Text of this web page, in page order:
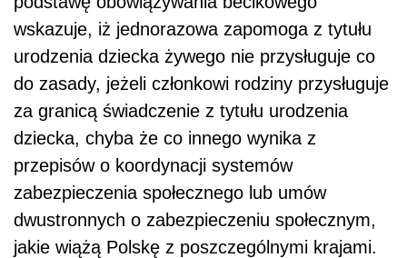
wskazuje, iż jednorazowa zapomoga z tytułu
urodzenia dziecka żywego nie przysługuje co
do zasady, jeżeli członkowi rodziny przysługuje
za granicą świadczenie z tytułu urodzenia
dziecka, chyba że co innego wynika z
przepisów o koordynacji systemów
zabezpieczenia społecznego lub umów
dwustronnych o zabezpieczeniu społecznym,
jakie wiążą Polskę z poszczególnymi krajami.